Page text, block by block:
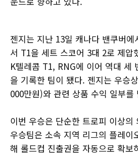
젠지는 지난 13일 캐나다 밴쿠버
서 T1을 세트 스코어 3대 2로 제압
K텔레콤 T1, RNG에 이어 역대 세
을 기록한 팀이 됐다. 젠지는 우승
000만원)와 관련 상품 수익 일부를
이번 우승은 단순한 트로피 이상의
우승팀은 소속 지역 리그의 플레이
해 롤드컵 진출권을 자동으로 확보